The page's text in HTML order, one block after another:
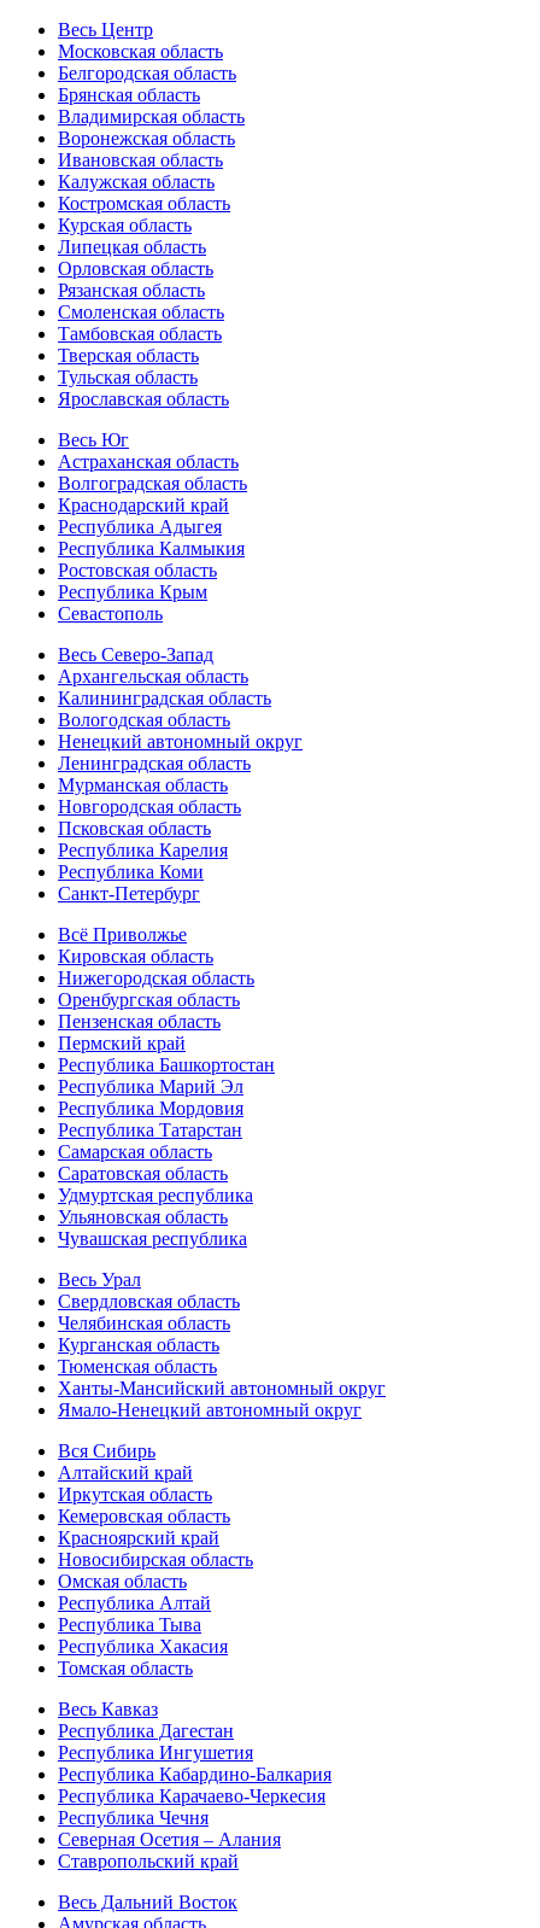
Весь Центр
Московская область
Белгородская область
Брянская область
Владимирская область
Воронежская область
Ивановская область
Калужская область
Костромская область
Курская область
Липецкая область
Орловская область
Рязанская область
Смоленская область
Тамбовская область
Тверская область
Тульская область
Ярославская область
Весь Юг
Астраханская область
Волгоградская область
Краснодарский край
Республика Адыгея
Республика Калмыкия
Ростовская область
Республика Крым
Севастополь
Весь Северо-Запад
Архангельская область
Калининградская область
Вологодская область
Ненецкий автономный округ
Ленинградская область
Мурманская область
Новгородская область
Псковская область
Республика Карелия
Республика Коми
Санкт-Петербург
Всё Приволжье
Кировская область
Нижегородская область
Оренбургская область
Пензенская область
Пермский край
Республика Башкортостан
Республика Марий Эл
Республика Мордовия
Республика Татарстан
Самарская область
Саратовская область
Удмуртская республика
Ульяновская область
Чувашская республика
Весь Урал
Свердловская область
Челябинская область
Курганская область
Тюменская область
Ханты-Мансийский автономный округ
Ямало-Ненецкий автономный округ
Вся Сибирь
Алтайский край
Иркутская область
Кемеровская область
Красноярский край
Новосибирская область
Омская область
Республика Алтай
Республика Тыва
Республика Хакасия
Томская область
Весь Кавказ
Республика Дагестан
Республика Ингушетия
Республика Кабардино-Балкария
Республика Карачаево-Черкесия
Республика Чечня
Северная Осетия – Алания
Ставропольский край
Весь Дальний Восток
Амурская область